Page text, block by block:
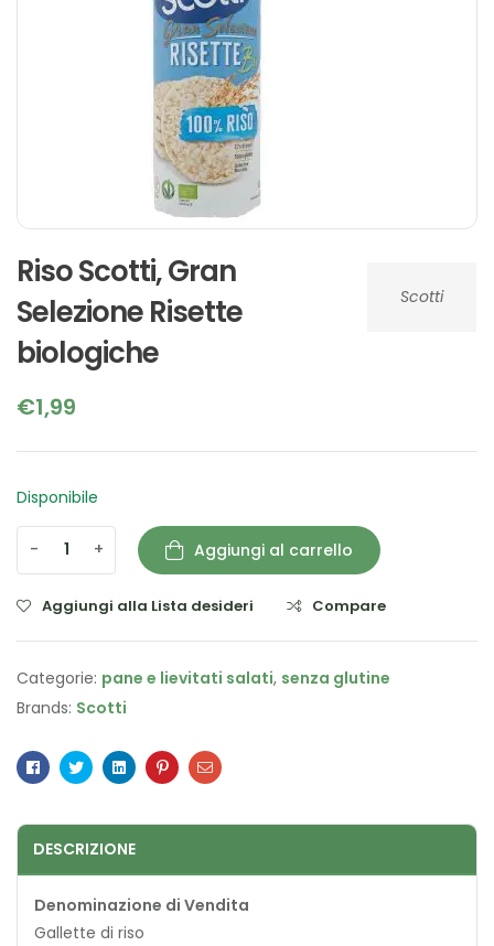
Scotti
Riso Scotti, Gran
Selezione Risette
biologiche
€1,99
Disponibile
- + Aggiungi al carrello
Aggiungi alla Lista desideri Compare
Categorie: pane e lievitati salati, senza glutine
Brands: Scotti
Facebook
TwitterLinkedinPinterestEmail
DESCRIZIONE
Denominazione di Vendita
Gallette di riso